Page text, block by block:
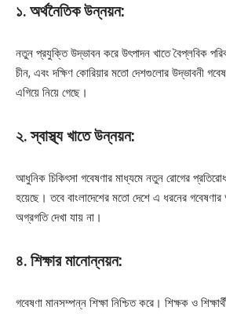
১. অর্থনৈতিক উন্নয়ন:
নতুন প্রযুক্তি উদ্ভাবন করে উৎপাদন খাতে বৈপ্লবিক
চীন, এবং দক্ষিণ কোরিয়ার মতো দেশগুলোর উদ্ভাবনী
এগিয়ে নিয়ে গেছে।
২. স্বাস্থ্য খাতে উন্নয়ন:
আধুনিক চিকিৎসা গবেষণার মাধ্যমে নতুন রোগের
হয়েছে। তবে বাংলাদেশের মতো দেশে এ ধরনের গবেষণার
অগ্রগতি দেখা যায় না।
৪. শিক্ষার মানোন্নয়ন:
গবেষণা মানসম্পন্ন শিক্ষা নিশ্চিত করে। শিক্ষক ও